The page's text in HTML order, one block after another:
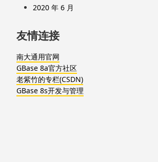
2020 年 6 月
友情连接
南大通用官网
GBase 8a官方社区
老紫竹的专栏(CSDN)
GBase 8s开发与管理